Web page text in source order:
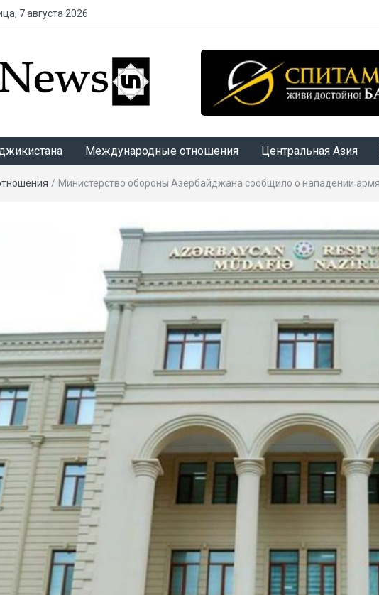
7 августа 2026
Международные отношения Центральная Азия
/ Министерство обороны Азербайджана сообщило о нападении